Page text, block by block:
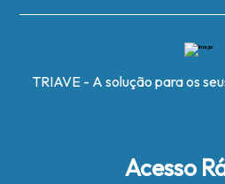
TRIAVE - A solução para os
Acesso